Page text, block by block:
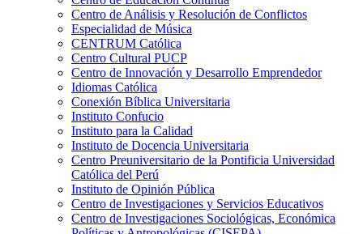
Centro de Análisis y Resolución de Conflictos
Especialidad de Música
CENTRUM Católica
Centro Cultural PUCP
Centro de Innovación y Desarrollo Emprendedor
Idiomas Católica
Conexión Bíblica Universitaria
Instituto Confucio
Instituto para la Calidad
Instituto de Docencia Universitaria
Centro Preuniversitario de la Pontificia Universidad
Católica del Perú
Instituto de Opinión Pública
Centro de Investigaciones y Servicios Educativos
Centro de Investigaciones Sociológicas, Económica